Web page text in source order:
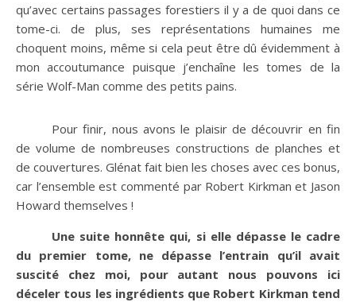
qu’avec certains passages forestiers il y a de quoi dans ce
tome-ci. de plus, ses représentations humaines me
choquent moins, même si cela peut être dû évidemment à
mon accoutumance puisque j’enchaîne les tomes de la
série Wolf-Man comme des petits pains.
Pour finir, nous avons le plaisir de découvrir en fin
de volume de nombreuses constructions de planches et
de couvertures. Glénat fait bien les choses avec ces bonus,
car l’ensemble est commenté par Robert Kirkman et Jason
Howard themselves !
Une suite honnête qui, si elle dépasse le cadre
du premier tome, ne dépasse l’entrain qu’il avait
suscité chez moi, pour autant nous pouvons ici
déceler tous les ingrédients que Robert Kirkman tend